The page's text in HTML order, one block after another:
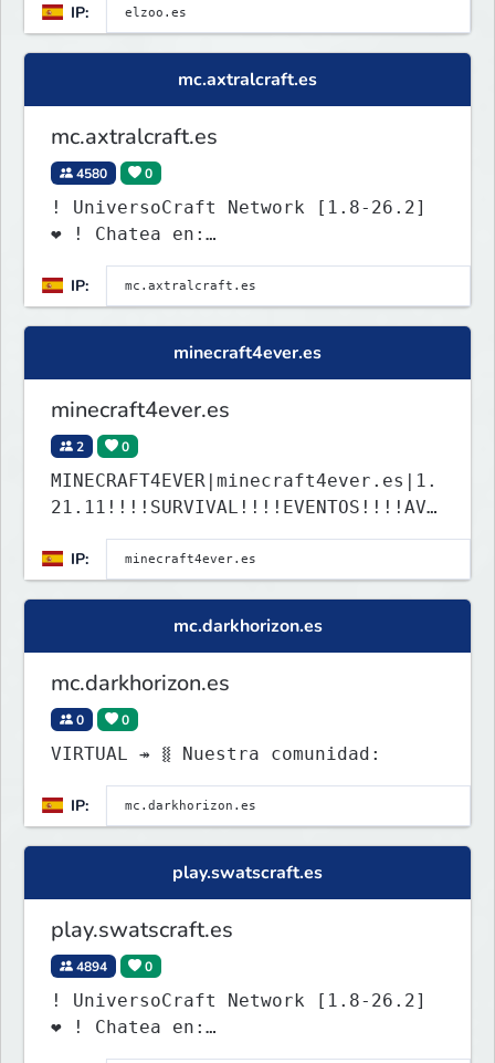
IP:
mc.axtralcraft.es
mc.axtralcraft.es
4580 0
! UniversoCraft Network [1.8-26.2]
❤ ! Chatea en:
discord.universocraft.com
IP:
minecraft4ever.es
minecraft4ever.es
2 0
MINECRAFT4EVER|minecraft4ever.es|1.
21.11!!!!SURVIVAL!!!!EVENTOS!!!!AVE
NTURAS!!!!
IP:
mc.darkhorizon.es
mc.darkhorizon.es
0 0
VIRTUAL ↠ ⧛ Nuestra comunidad:
IP:
play.swatscraft.es
play.swatscraft.es
4894 0
! UniversoCraft Network [1.8-26.2]
❤ ! Chatea en:
discord.universocraft.com